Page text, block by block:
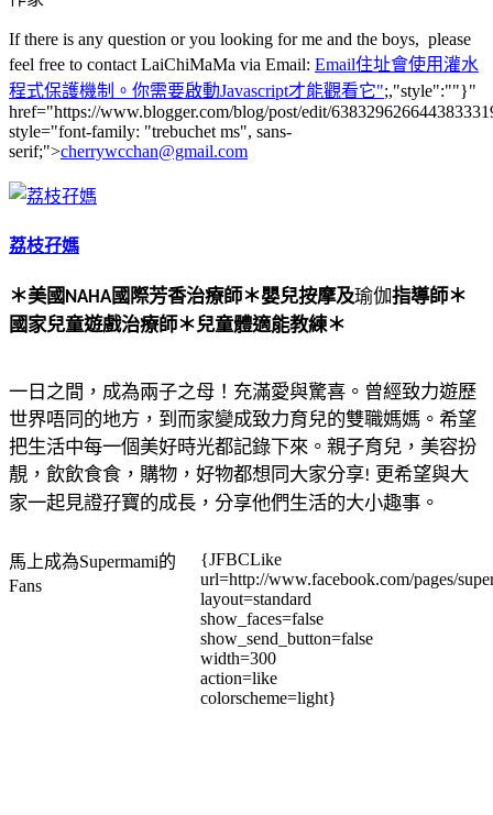
If there is any question or you looking for me and the boys, please
feel free to contact LaiChiMaMa via Email: Email住址會使用灌水
程式保護機制。你需要啟動Javascript才能觀看它";,"style":""}"
href="https://www.blogger.com/blog/post/edit/
style="font-family: "trebuchet ms", sans-
serif;">cherrywcchan@gmail.com
荔枝孖媽
＊美國NAHA國際芳香治療師＊嬰兒按摩及瑜伽指導師＊
國家兒童遊戲治療師＊兒童體適能教練＊
一日之間，成為兩子之母！充滿愛與驚喜。曾經致力遊歷
世界唔同的地方，到而家變成致力育兒的雙職媽媽。希望
把生活中每一個美好時光都記錄下來。親子育兒，美容扮
靚，飲飲食食，購物，好物都想同大家分享! 更希望與大
家一起見證孖寶的成長，分享他們生活的大小趣事。
馬上成為Supermami的
Fans
{JFBCLike
url=http://www.facebook.com/pages/
layout=standard
show_faces=false
show_send_button=false
width=300
action=like
colorscheme=light}